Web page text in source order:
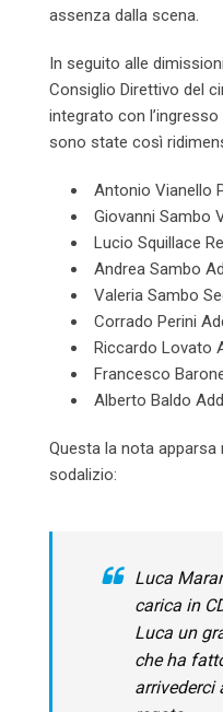
assenza dalla scena.
In seguito alle
Consiglio Direttivo del
integrato con
sono state così
Antonio Vianello
Giovanni Sambo
Lucio Squillace
Andrea Sambo
Valeria Sambo
Corrado Perini
Riccardo Lovato
Francesco
Alberto Baldo
Questa la nota apparsa
sodalizio:
Luca
carica in
Luca un
che ha
arrivederci